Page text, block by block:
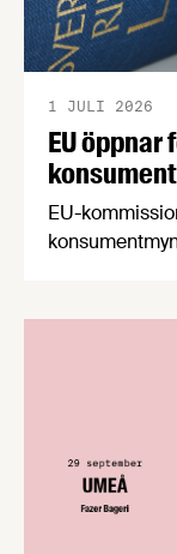
EU
1 JULI 2026
EU-